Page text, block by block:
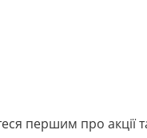
першим про акції